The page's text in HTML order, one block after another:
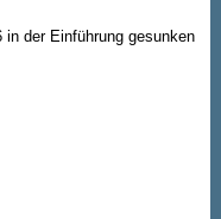
der Einführung gesunken